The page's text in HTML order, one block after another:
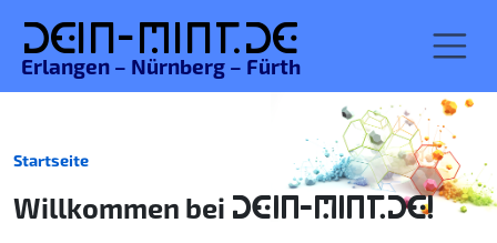
Dein-MINT.de
Erlangen – Nürnberg – Fürth
Startseite
Willkommen bei DEIN-MINT.DE!